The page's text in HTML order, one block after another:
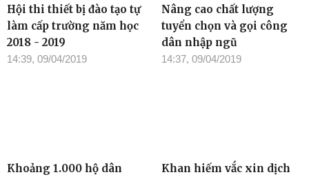
Hội thi thiết bị đào tạo tự
làm cấp trường năm học
2018 - 2019
14:39, 09/04/2019
Nâng cao chất lượng
tuyển chọn và gọi công
dân nhập ngũ
14:37, 09/04/2019
Khoảng 1.000 hộ dân
Khan hiếm vắc xin dịch